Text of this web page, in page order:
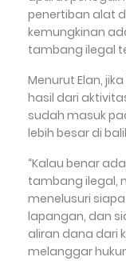
penertiban alat
kemungkinan
tambang ilegal
Menurut Elan,
hasil dari
sudah masuk
lebih besar di
“Kalau benar
tambang ilegal,
menelusuri
lapangan, dan
aliran dana dari
melanggar